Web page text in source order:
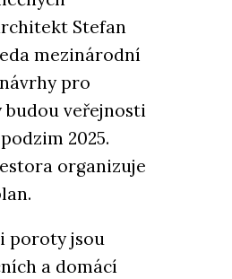
Stefan
mezinárodní
pro
veřejnosti
2025.
organizuje
poroty jsou
a domácí